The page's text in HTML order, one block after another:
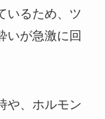
いるため、ツ
いが急激に回
や、ホルモン